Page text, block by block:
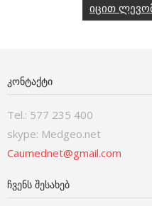
იცით
ᲙᲝᲜᲢᲐᲥᲢᲘ
Tel.: 577 235 400
skype: Medgeo.net
Caumednet@gmail.com
ᲩᲕᲔᲜᲡ ᲨᲔᲡᲐᲮᲔᲑ